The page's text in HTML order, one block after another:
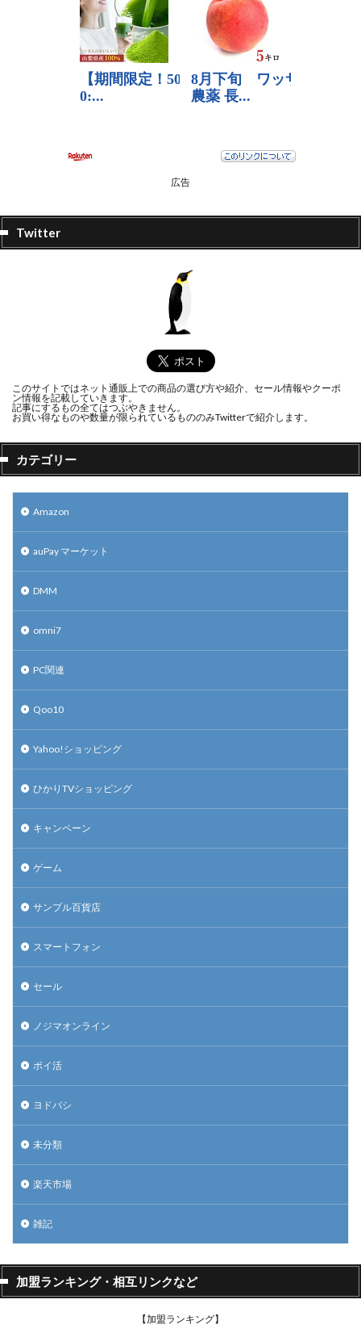
広告
Twitter
このサイトではネット通販上での商品の選び方や紹介、セール情報やクーポ
ン情報を記載していきます。
記事にするもの全てはつぶやきません。
お買い得なものや数量が限られているもののみTwitterで紹介します。
カテゴリー
Amazon
auPay マーケット
DMM
omni7
PC関連
Qoo10
Yahoo!ショッピング
ひかりTVショッピング
キャンペーン
ゲーム
サンプル百貨店
スマートフォン
セール
ノジマオンライン
ポイ活
ヨドバシ
未分類
楽天市場
雑記
加盟ランキング・相互リンクなど
【加盟ランキング】